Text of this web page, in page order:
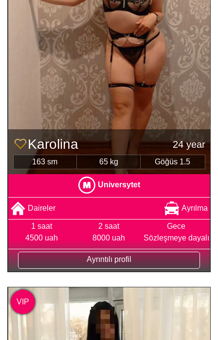
Karolina 24 year
163 sm 65 kg Göğüs 1.5
Universytet
Daireler Ayrılma
1 saat
4500 uah
2 saat
8000 uah
Gece
Sözleşmeye dayalı
Ayrıntılı profil
VIP